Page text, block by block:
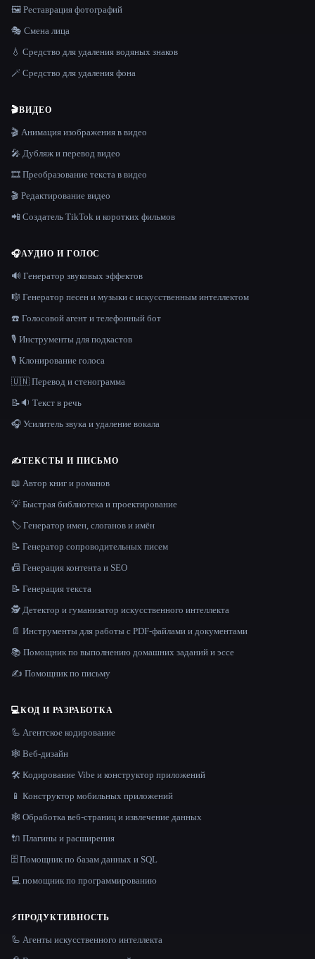
🖼️ Реставрация фотографий
🎭 Смена лица
💧 Средство для удаления водяных знаков
🪄 Средство для удаления фона
🎬ВИДЕО
🎬 Анимация изображения в видео
🎤 Дубляж и перевод видео
🎞️ Преобразование текста в видео
🎬 Редактирование видео
📲 Создатель TikTok и коротких фильмов
🎧АУДИО И ГОЛОС
🔊 Генератор звуковых эффектов
🎼 Генератор песен и музыки с искусственным интеллектом
☎️ Голосовой агент и телефонный бот
🎙️ Инструменты для подкастов
🎙️ Клонирование голоса
🇺🇳 Перевод и стенограмма
📝🔉 Текст в речь
🎧 Усилитель звука и удаление вокала
✍️ТЕКСТЫ И ПИСЬМО
📖 Автор книг и романов
💡 Быстрая библиотека и проектирование
🏷️ Генератор имен, слоганов и имён
📝 Генератор сопроводительных писем
📠 Генерация контента и SEO
📝 Генерация текста
🕵️ Детектор и гуманизатор искусственного интеллекта
📄 Инструменты для работы с PDF-файлами и документами
📚 Помощник по выполнению домашних заданий и эссе
✍️ Помощник по письму
💻КОД И РАЗРАБОТКА
🦾 Агентское кодирование
🕸 Веб-дизайн
🛠️ Кодирование Vibe и конструктор приложений
📱 Конструктор мобильных приложений
🕸️ Обработка веб-страниц и извлечение данных
🔌 Плагины и расширения
🗄️ Помощник по базам данных и SQL
💻 помощник по программированию
⚡ПРОДУКТИВНОСТЬ
🦾 Агенты искусственного интеллекта